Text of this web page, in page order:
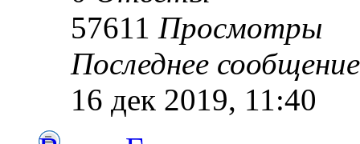
57611 Просмотры
Последнее
16 дек 2019, 11:40